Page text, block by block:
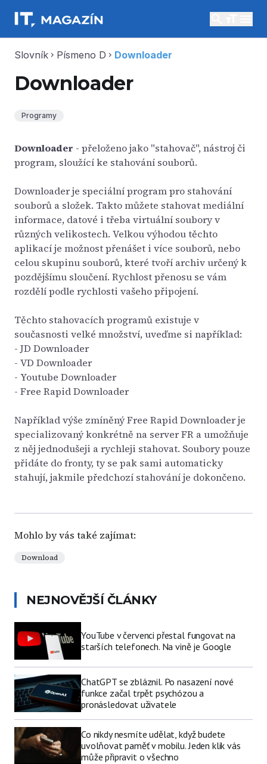
Slovník chevron_right Písmeno D chevron_right Downloader
Downloader
Programy
Downloader - přeloženo jako "stahovač", nástroj či
program, sloužící ke stahování souborů.
Downloader je speciální program pro stahování
souborů a složek. Takto můžete stahovat mediální
informace, datové i třeba virtuální soubory v
různých velikostech. Velkou výhodou těchto
aplikací je možnost přenášet i více souborů, nebo
celou skupinu souborů, které tvoří archiv určený k
pozdějšímu sloučení. Rychlost přenosu se vám
rozdělí podle rychlosti vašeho připojení.
Těchto stahovacích programů existuje v
současnosti velké množství, uveďme si například:
- JD Downloader
- VD Downloader
- Youtube Downloader
- Free Rapid Downloader
Například výše zmíněný Free Rapid Downloader je
specializovaný konkrétně na server FR a umožňuje
z něj jednodušeji a rychleji stahovat. Soubory pouze
přidáte do fronty, ty se pak sami automaticky
stahují, jakmile předchozí stahování je dokončeno.
Mohlo by vás také zajímat:
Download
NEJNOVĚJŠÍ ČLÁNKY
YouTube v červenci přestal fungovat na
starších telefonech. Na vině je Google
ChatGPT se zbláznil. Po nasazení nové
funkce začal trpět psychózou a
pronásledovat uživatele
Co nikdy nesmíte udělat, když budete
uvolňovat paměť v mobilu. Jeden klik vás
může připravit o všechno